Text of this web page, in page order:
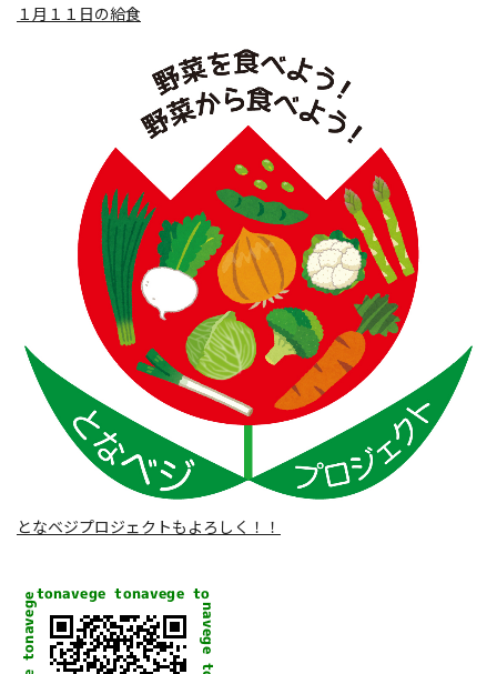
１月１１日の給食
となベジプロジェクトもよろしく！！